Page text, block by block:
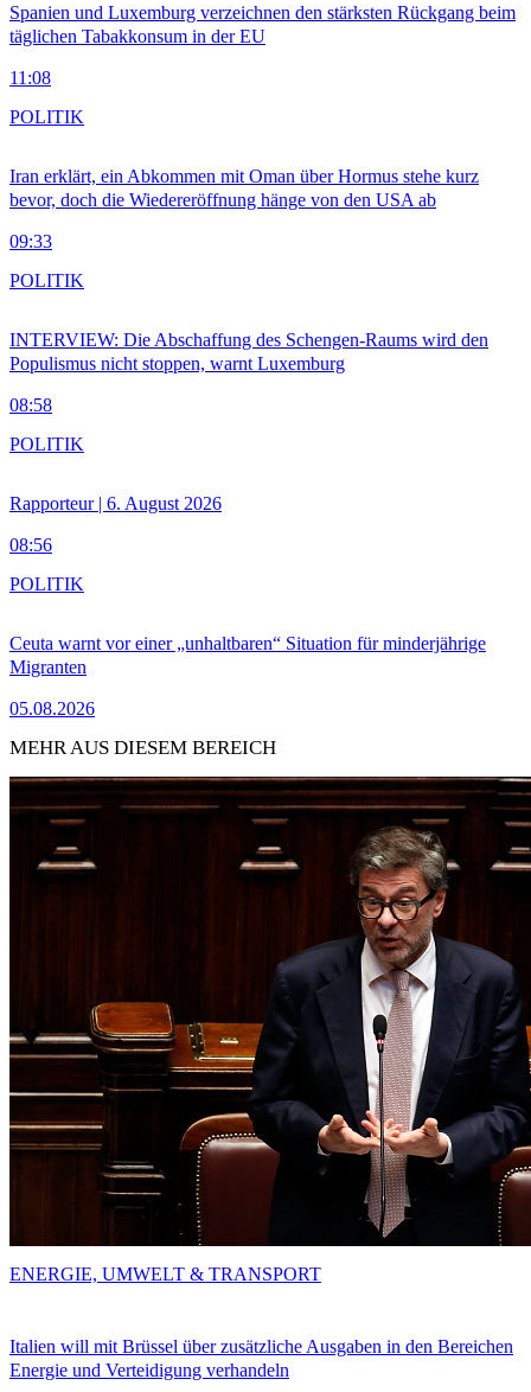
Spanien und Luxemburg verzeichnen den stärksten Rückgang beim
täglichen Tabakkonsum in der EU
11:08
Iran erklärt, ein Abkommen mit Oman über Hormus stehe kurz
bevor, doch die Wiedereröffnung hänge von den USA ab
09:33
POLITIK
INTERVIEW: Die Abschaffung des Schengen-Raums wird den
Populismus nicht stoppen, warnt Luxemburg
08:58
POLITIK
Rapporteur | 6. August 2026
08:56
POLITIK
Ceuta warnt vor einer „unhaltbaren“ Situation für minderjährige
Migranten
05.08.2026
POLITIK
MEHR AUS DIESEM BEREICH
Italien will mit Brüssel über zusätzliche Ausgaben in den Bereichen
Energie und Verteidigung verhandeln
ENERGIE, UMWELT & TRANSPORT